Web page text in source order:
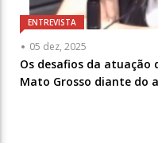
ENTREVISTA
05 dez, 2025
Os desafios da atuação
Mato Grosso diante do